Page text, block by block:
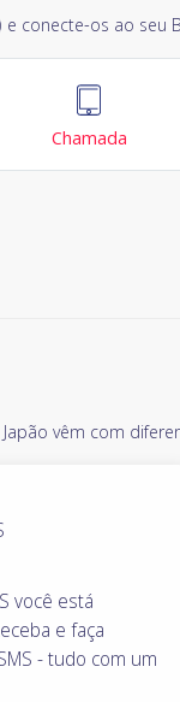
conecte-os ao seu
Chamada
vêm com
você está
e faça
- tudo com um